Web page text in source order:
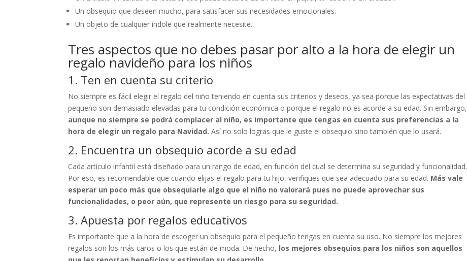
Un obsequio que deseen mucho, para satisfacer sus necesidades emocionales.
Un objeto de cualquier índole que realmente necesite.
Tres aspectos que no debes pasar por alto a la hora de elegir un
regalo navideño para los niños
1. Ten en cuenta su criterio
No siempre es fácil elegir el regalo del niño teniendo en cuenta sus criterios y deseos, ya sea porque las expectativas del
pequeño son demasiado elevadas para tu condición económica o porque el regalo no es acorde a su edad. Sin embargo,
aunque no siempre se podrá complacer al niño, es importante que tengas en cuenta sus preferencias a la
hora de elegir un regalo para Navidad. Así no solo logras que le guste el obsequio sino también que lo usará.
2. Encuentra un obsequio acorde a su edad
Cada artículo infantil está diseñado para un rango de edad, en función del cual se determina su seguridad y funcionalidad.
Por eso, es recomendable que cuando elijas el regalo para tu hijo, verifiques que sea adecuado para su edad. Más vale
esperar un poco más que obsequiarle algo que el niño no valorará pues no puede aprovechar sus
funcionalidades, o peor aún, que represente un riesgo para su seguridad.
3. Apuesta por regalos educativos
Es importante que a la hora de escoger un obsequio para el pequeño tengas en cuenta su uso. No siempre los mejores
regalos son los más caros o los que están de moda. De hecho, los mejores obsequios para los niños son aquellos